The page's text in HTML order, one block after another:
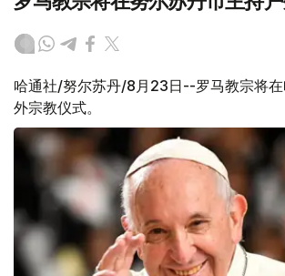
哈通社/努尔苏丹/8月23日--罗马教宗将
外宗教仪式。